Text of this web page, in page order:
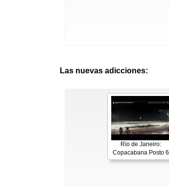
Las nuevas adicciones:
Río de Janeiro:
Copacabana Posto 6